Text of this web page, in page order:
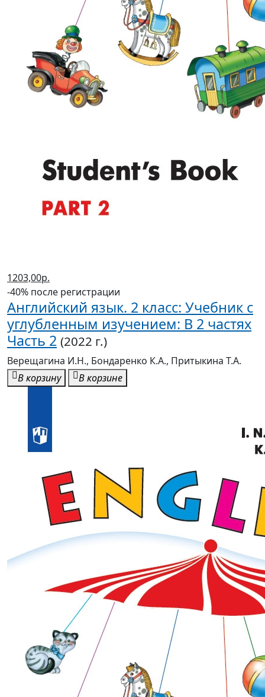
1203,00р.
-40% после регистрации
Английский язык. 2 класс: Учебник с
углубленным изучением: В 2 частях
Часть 2 (2022 г.)
Верещагина И.Н., Бондаренко К.А., Притыкина Т.А.
В корзину
В корзине